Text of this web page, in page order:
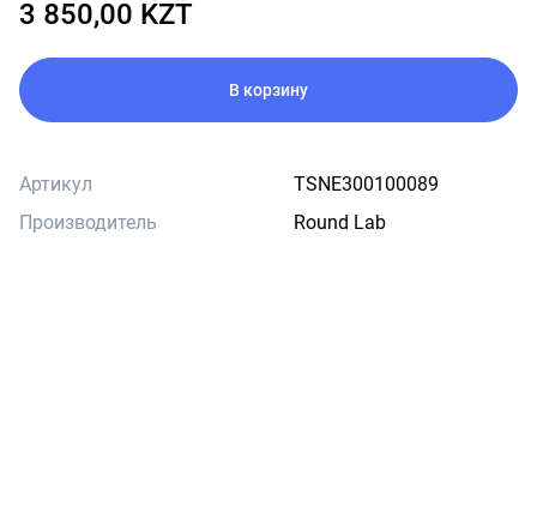
3 850,00 KZT
В корзину
Артикул
TSNE300100089
Производитель
Round Lab